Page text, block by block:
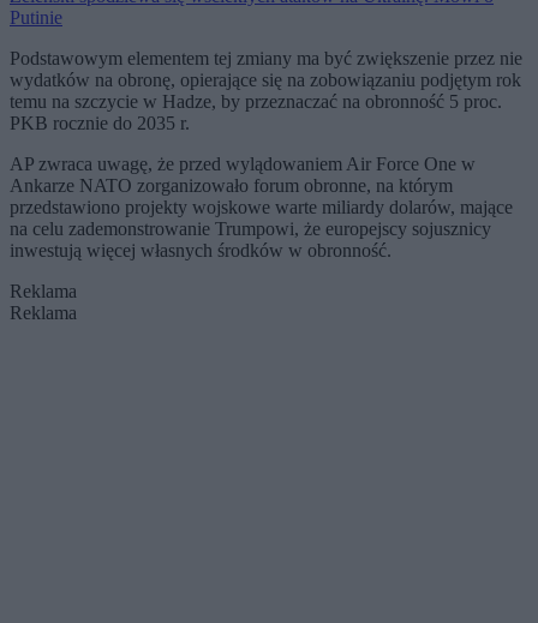
Putinie
Podstawowym elementem tej zmiany ma być zwiększenie przez nie
wydatków na obronę, opierające się na zobowiązaniu podjętym rok
temu na szczycie w Hadze, by przeznaczać na obronność 5 proc.
PKB rocznie do 2035 r.
AP zwraca uwagę, że przed wylądowaniem Air Force One w
Ankarze NATO zorganizowało forum obronne, na którym
przedstawiono projekty wojskowe warte miliardy dolarów, mające
na celu zademonstrowanie Trumpowi, że europejscy sojusznicy
inwestują więcej własnych środków w obronność.
Reklama
Reklama